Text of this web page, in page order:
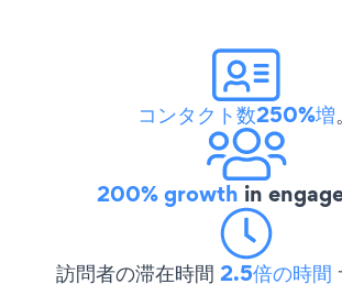
コンタクト数250%増。
200% growth in
訪問者の滞在時間 2.5倍の時間